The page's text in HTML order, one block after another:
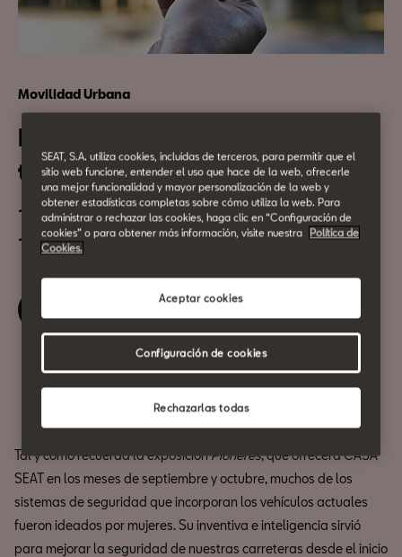
Movilidad Urbana
Nuevas tecnologías y
tendencias en seguridad vial
19 de Septiembre
18:30h
Reserva tu entrada
Compartir
Tal y como recuerda la exposiciónPioneres, que ofrecerá CASA
SEAT en los meses de septiembre y octubre, muchos de los
sistemas de seguridad que incorporan los vehículos actuales
fueron ideados por mujeres. Su inventiva e inteligencia sirvió
para mejorar la seguridad de nuestras carreteras desde el inicio
SEAT, S.A. utiliza cookies, incluidas de terceros, para permitir que el
sitio web funcione, entender el uso que hace de la web, ofrecerle
una mejor funcionalidad y mayor personalización de la web y
obtener estadísticas completas sobre cómo utiliza la web. Para
administrar o rechazar las cookies, haga clic en “Configuración de
cookies” o para obtener más información, visite nuestra
Política de
Cookies.
Rechazarlas todas
Aceptar cookies
Configuración de cookies